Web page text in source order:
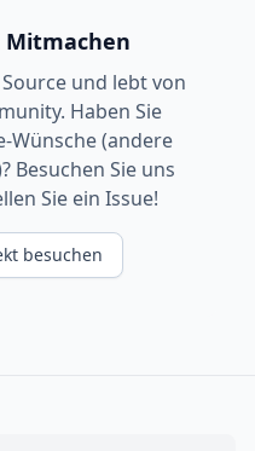
Mitmachen
und lebt von
Haben Sie
Wünsche (andere
Besuchen Sie uns
Sie ein Issue!
besuchen